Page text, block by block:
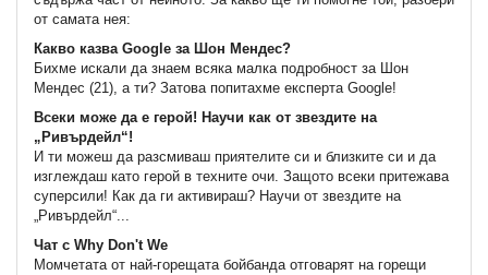
от самата нея:
Какво казва Google за Шон Мендес?
Бихме искали да знаем всяка малка подробност за Шон
Мендес (21), а ти? Затова попитахме експерта Google!
Всеки може да е герой! Научи как от звездите на
„Ривърдейл“!
И ти можеш да разсмиваш приятелите си и близките си и да
изглеждаш като герой в техните очи. Защото всеки притежава
суперсили! Как да ги активираш? Научи от звездите на
„Ривърдейл“...
Чат с Why Don't We
Момчетата от най-горещата бойбанда отговарят на горещи